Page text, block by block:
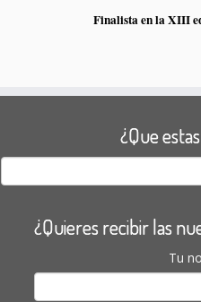
Finalista en la XIII
¿Que
Buscar:
¿Quieres recibir las
Tu